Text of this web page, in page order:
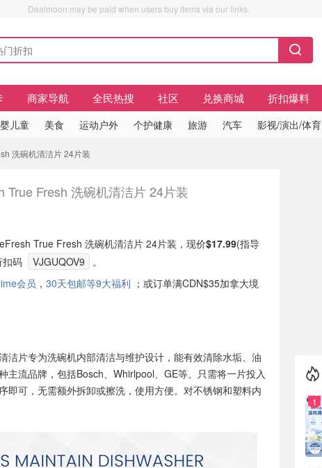
Dealmoon may be paid when users buy items via our links.
商家导航 全民热搜 社区 兑换商城 折扣爆料
儿童 美食 运动户外 个护健康 旅游 汽车 影视/演出/体育
洗碗机清洁片 24片装
True Fresh 洗碗机清洁片 24片装
True Fresh 洗碗机清洁片 24片装，现价$17.99(指导
扣码
VJGUQOV9
。
会员 ， 30天包邮等9大福利 ；或订单满CDN$35加拿大境
洁片专为洗碗机内部清洁与维护设计，能有效清除水垢、油
主流品牌，包括Bosch、Whirlpool、GE等。只需将一片投入
即可，无需额外拆卸或擦洗，使用方便。对不锈钢和塑料内